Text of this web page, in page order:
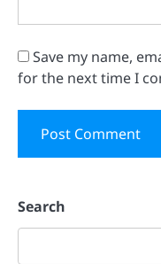
Save my name,
for the next time I
Search